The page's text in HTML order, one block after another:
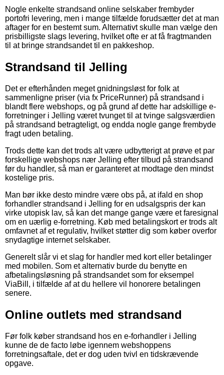
Nogle enkelte strandsand online selskaber frembyder
portofri levering, men i mange tilfælde forudsætter det at man
aftager for en bestemt sum. Alternativt skulle man vælge den
prisbilligste slags levering, hvilket ofte er at få fragtmanden
til at bringe strandsandet til en pakkeshop.
Strandsand til Jelling
Det er efterhånden meget gnidningsløst for folk at
sammenligne priser (via fx PriceRunner) på strandsand i
blandt flere webshops, og på grund af dette har adskillige e-
forretninger i Jelling været tvunget til at tvinge salgsværdien
på strandsand betragteligt, og endda nogle gange frembyde
fragt uden betaling.
Trods dette kan det trods alt være udbytterigt at prøve et par
forskellige webshops nær Jelling efter tilbud på strandsand
før du handler, så man er garanteret at modtage den mindst
kostelige pris.
Man bør ikke desto mindre være obs på, at ifald en shop
forhandler strandsand i Jelling for en udsalgspris der kan
virke utopisk lav, så kan det mange gange være et faresignal
om en uærlig e-forretning. Køb med betalingskort er trods alt
omfavnet af et regulativ, hvilket støtter dig som køber overfor
snydagtige internet selskaber.
Generelt slår vi et slag for handler med kort eller betalinger
med mobilen. Som et alternativ burde du benytte en
afbetalingsløsning på strandsandet som for eksempel
ViaBill, i tilfælde af at du hellere vil honorere betalingen
senere.
Online outlets med strandsand
Før folk køber strandsand hos en e-forhandler i Jelling
kunne de de facto løbe igennem webshoppens
forretningsaftale, det er dog uden tvivl en tidskrævende
opgave.